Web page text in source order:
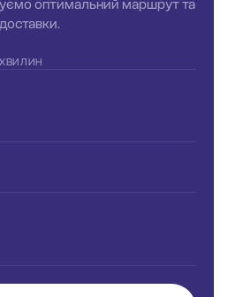
оптимальний маршрут та
ХВИЛИН